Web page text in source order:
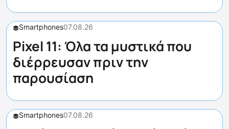
Smartphones07.08.26
Pixel 11: Όλα τα μυστικά που
διέρρευσαν πριν την
παρουσίαση
Smartphones07.08.26